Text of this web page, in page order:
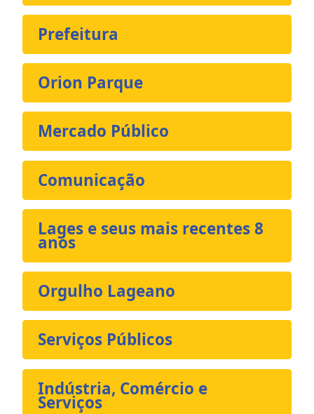
Prefeitura
Orion Parque
Mercado Público
Comunicação
Lages e seus mais recentes 8
anos
Orgulho Lageano
Serviços Públicos
Indústria, Comércio e
Serviços